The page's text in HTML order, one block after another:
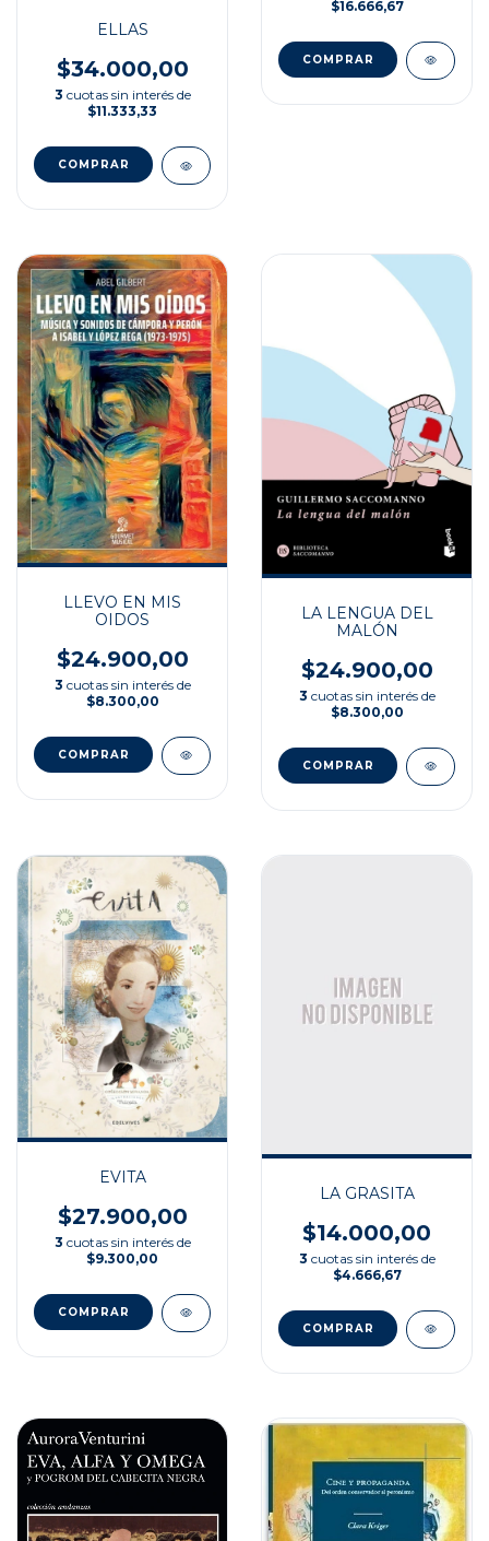
ELLAS
$34.000,00
3 cuotas sin interés de
$11.333,33
$16.666,67
LLEVO EN MIS
OIDOS
$24.900,00
3 cuotas sin interés de
$8.300,00
LA LENGUA DEL
MALÓN
$24.900,00
3 cuotas sin interés de
$8.300,00
EVITA
$27.900,00
3 cuotas sin interés de
$9.300,00
LA GRASITA
$14.000,00
3 cuotas sin interés de
$4.666,67